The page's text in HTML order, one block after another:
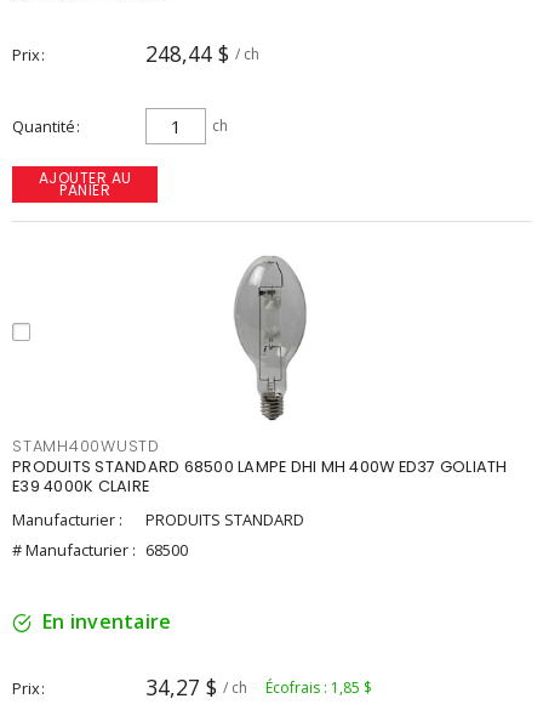
Prix 248,44 $ / ch
Quantité ch
AJOUTER AU
PANIER
STAMH400WUSTD
PRODUITS STANDARD 68500 LAMPE DHI MH 400W ED37 GOLIATH
E39 4000K CLAIRE
Manufacturier :
PRODUITS STANDARD
# Manufacturier : 68500
En inventaire
Prix 34,27 $ / ch Écofrais : 1,85 $